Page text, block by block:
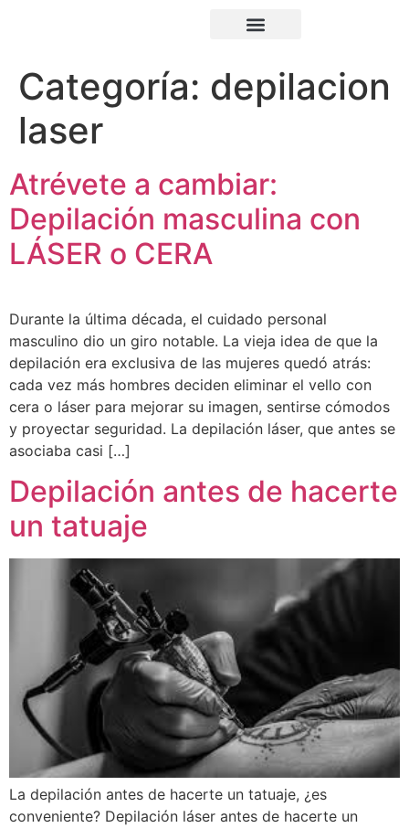
Categoría: depilacion
laser
Atrévete a cambiar:
Depilación masculina con
LÁSER o CERA
Durante la última década, el cuidado personal
masculino dio un giro notable. La vieja idea de que la
depilación era exclusiva de las mujeres quedó atrás:
cada vez más hombres deciden eliminar el vello con
cera o láser para mejorar su imagen, sentirse cómodos
y proyectar seguridad. La depilación láser, que antes se
asociaba casi […]
Depilación antes de hacerte
un tatuaje
La depilación antes de hacerte un tatuaje, ¿es
conveniente? Depilación láser antes de hacerte un